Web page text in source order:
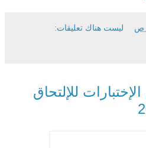
ليست هناك تعليقات:
للإلتحاق